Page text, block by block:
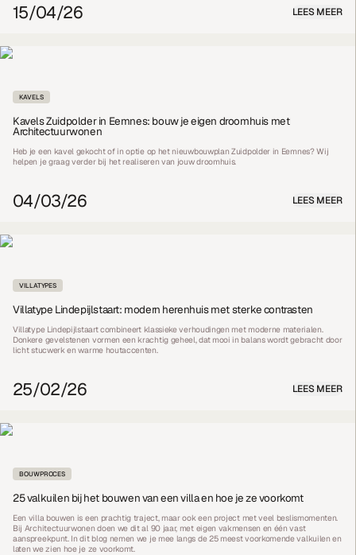
15/04/26 LEES MEER
KAVELS
Kavels Zuidpolder in Eemnes: bouw je eigen droomhuis met
Architectuurwonen
Heb je een kavel gekocht of in optie op het nieuwbouwplan Zuidpolder in Eemnes? Wij
helpen je graag verder bij het realiseren van jouw droomhuis.
04/03/26 LEES MEER
VILLATYPES
Villatype Lindepijlstaart: modern herenhuis met sterke contrasten
Villatype Lindepijlstaart combineert klassieke verhoudingen met moderne materialen.
Donkere gevelstenen vormen een krachtig geheel, dat mooi in balans wordt gebracht door
licht stucwerk en warme houtaccenten.
25/02/26 LEES MEER
BOUWPROCES
25 valkuilen bij het bouwen van een villa en hoe je ze voorkomt
Een villa bouwen is een prachtig traject, maar ook een project met veel beslismomenten.
Bij Architectuurwonen doen we dit al 90 jaar, met eigen vakmensen en één vast
aanspreekpunt. In dit blog nemen we je mee langs de 25 meest voorkomende valkuilen en
laten we zien hoe je ze voorkomt.